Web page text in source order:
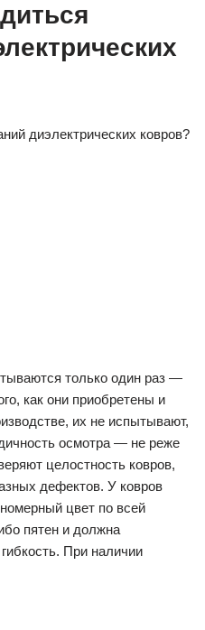
диэлектрических ковров?
только один раз —
как они приобретены и
их не испытывают,
осмотра — не реже
целостность ковров,
дефектов. У ковров
цвет по всей
пятен и должна
При наличии